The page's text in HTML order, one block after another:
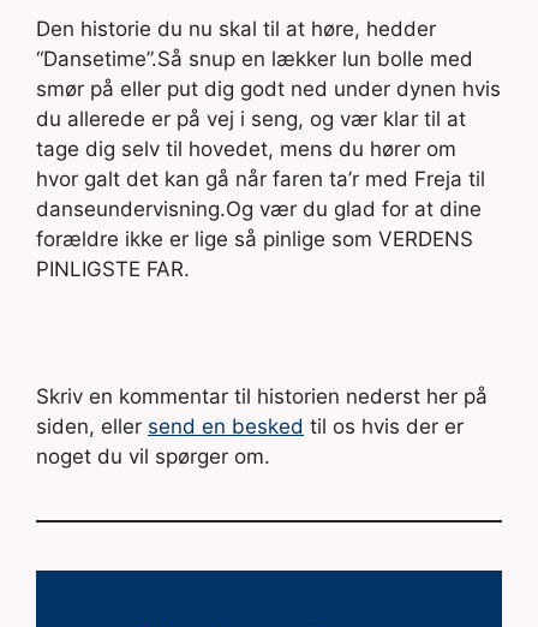
Den historie du nu skal til at høre, hedder
“Dansetime”.Så snup en lækker lun bolle med
smør på eller put dig godt ned under dynen hvis
du allerede er på vej i seng, og vær klar til at
tage dig selv til hovedet, mens du hører om
hvor galt det kan gå når faren ta’r med Freja til
danseundervisning.Og vær du glad for at dine
forældre ikke er lige så pinlige som VERDENS
PINLIGSTE FAR.
Skriv en kommentar til historien nederst her på
siden, eller send en besked til os hvis der er
noget du vil spørger om.